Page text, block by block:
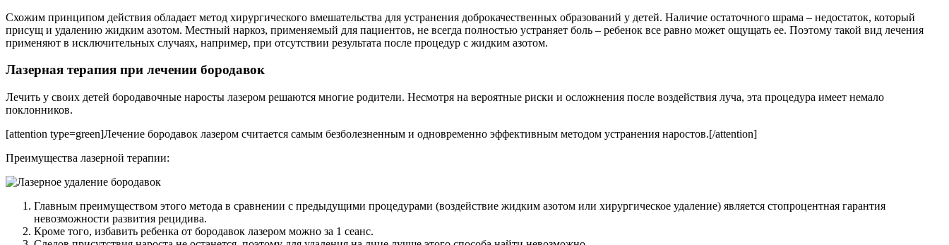
Схожим принципом действия обладает метод хирургического вмешательства для устранения доброкачественных образований у детей. Наличие остаточного шрама – недостаток, который
присущ и удалению жидким азотом. Местный наркоз, применяемый для пациентов, не всегда полностью устраняет боль – ребенок все равно может ощущать ее. Поэтому такой вид лечения
применяют в исключительных случаях, например, при отсутствии результата после процедур с жидким азотом.
Лазерная терапия при лечении бородавок
Лечить у своих детей бородавочные наросты лазером решаются многие родители. Несмотря на вероятные риски и осложнения после воздействия луча, эта процедура имеет немало
поклонников.
[attention type=green]Лечение бородавок лазером считается самым безболезненным и одновременно эффективным методом устранения наростов.[/attention]
Преимущества лазерной терапии:
Главным преимуществом этого метода в сравнении с предыдущими процедурами (воздействие жидким азотом или хирургическое удаление) является стопроцентная гарантия
невозможности развития рецидива.
Кроме того, избавить ребенка от бородавок лазером можно за 1 сеанс.